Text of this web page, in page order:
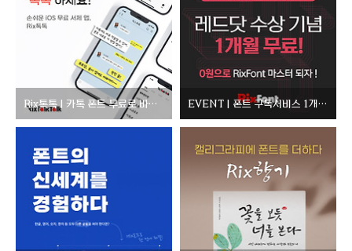
Rix톡톡 | 카톡 폰트 무료로 바꾸는 방법 EVENT | 폰트 구독서비스 1개월 무료!